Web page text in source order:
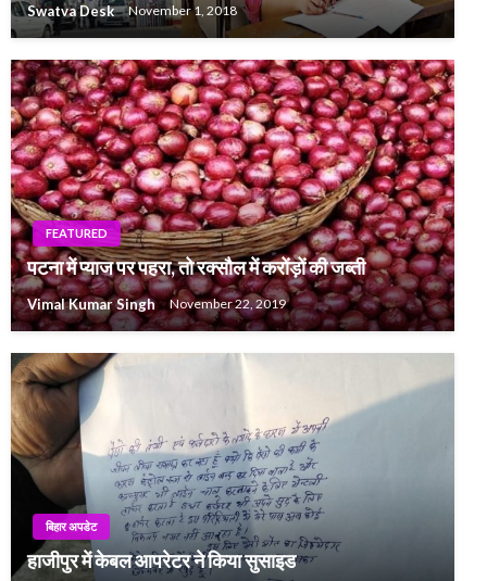
Swatva Desk November 1, 2018
FEATURED
पटना में प्याज पर पहरा, तो रक्सौल में करोंड़ों की जब्ती
Vimal Kumar Singh November 22, 2019
बिहार अपडेट
हाजीपुर में केबल आपरेटर ने किया सुसाइड